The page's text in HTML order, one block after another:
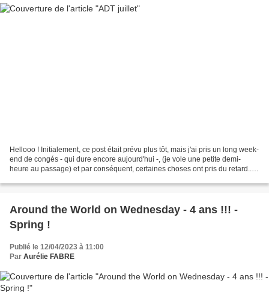
Hellooo ! Initialement, ce post était prévu plus tôt, mais j'ai pris un long week-
end de congés - qui dure encore aujourd'hui -, (je vole une petite demi-
heure au passage) et par conséquent, certaines choses ont pris du retard...
Around the World on Wednesday - 4 ans !!! -
Spring !
Publié le 12/04/2023 à 11:00
Par Aurélie FABRE